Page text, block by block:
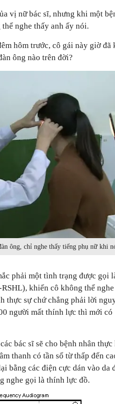
vị nữ bác sĩ, nhưng khi một
nghe thấy anh ấy nói.
hôm trước, cô gái này giờ đã
ông nào trên đời?
ông, chỉ nghe thấy tiếng phụ nữ khi
phải một tình trạng được gọi
khiến cô không thể
thực sự chứ chẳng phải lời
người mất thính lực thì mới
bác sĩ sẽ cho bệnh nhân thực
thanh có tần số từ thấp đến
bằng các điện cực dán vào da
nghe gọi là thính lực đồ.